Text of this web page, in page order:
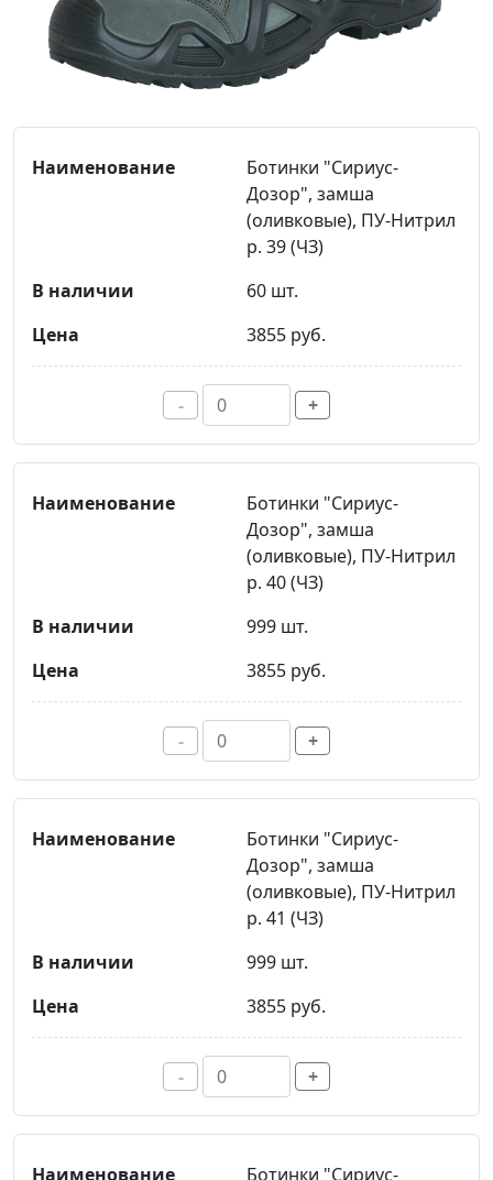
Ботинки "Сириус-
Дозор", замша
(оливковые), ПУ-Нитрил
р. 39 (ЧЗ)
60 шт.
3855 руб.
- +
Ботинки "Сириус-
Дозор", замша
(оливковые), ПУ-Нитрил
р. 40 (ЧЗ)
999 шт.
3855 руб.
- +
Ботинки "Сириус-
Дозор", замша
(оливковые), ПУ-Нитрил
р. 41 (ЧЗ)
999 шт.
3855 руб.
- +
Ботинки "Сириус-